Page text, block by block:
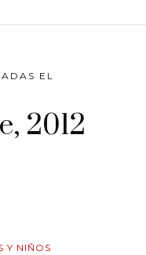
EL
2012
Y NIÑOS